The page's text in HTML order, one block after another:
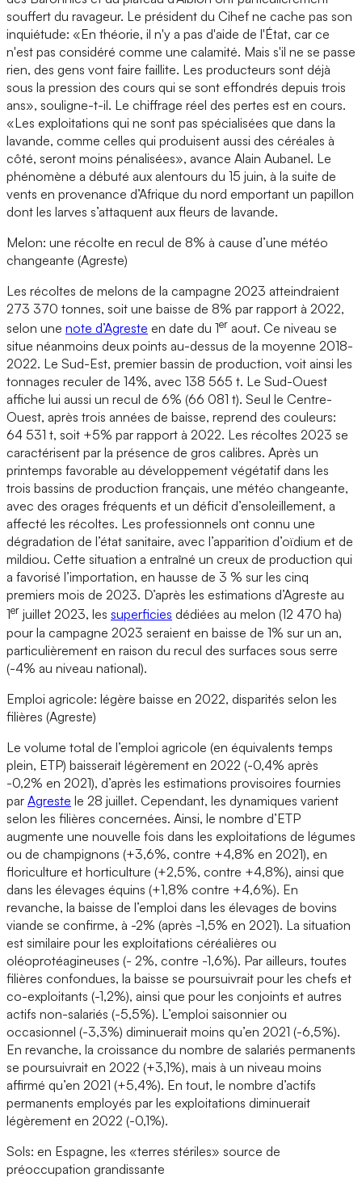
souffert du ravageur. Le président du Cihef ne cache pas son
inquiétude: «En théorie, il n'y a pas d'aide de l'État, car ce
n'est pas considéré comme une calamité. Mais s'il ne se passe
rien, des gens vont faire faillite. Les producteurs sont déjà
sous la pression des cours qui se sont effondrés depuis trois
ans», souligne-t-il. Le chiffrage réel des pertes est en cours.
«Les exploitations qui ne sont pas spécialisées que dans la
lavande, comme celles qui produisent aussi des céréales à
côté, seront moins pénalisées», avance Alain Aubanel. Le
phénomène a débuté aux alentours du 15 juin, à la suite de
vents en provenance d’Afrique du nord emportant un papillon
dont les larves s’attaquent aux fleurs de lavande.
Melon: une récolte en recul de 8% à cause d’une météo
changeante (Agreste)
Les récoltes de melons de la campagne 2023 atteindraient
273 370 tonnes, soit une baisse de 8% par rapport à 2022,
selon une note d’Agreste en date du 1er aout. Ce niveau se
situe néanmoins deux points au-dessus de la moyenne 2018-
2022. Le Sud-Est, premier bassin de production, voit ainsi les
tonnages reculer de 14%, avec 138 565 t. Le Sud-Ouest
affiche lui aussi un recul de 6% (66 081 t). Seul le Centre-
Ouest, après trois années de baisse, reprend des couleurs:
64 531 t, soit +5% par rapport à 2022. Les récoltes 2023 se
caractérisent par la présence de gros calibres. Après un
printemps favorable au développement végétatif dans les
trois bassins de production français, une météo changeante,
avec des orages fréquents et un déficit d’ensoleillement, a
affecté les récoltes. Les professionnels ont connu une
dégradation de l’état sanitaire, avec l’apparition d’oïdium et de
mildiou. Cette situation a entraîné un creux de production qui
a favorisé l’importation, en hausse de 3 % sur les cinq
premiers mois de 2023. D’après les estimations d’Agreste au
1er juillet 2023, les superficies dédiées au melon (12 470 ha)
pour la campagne 2023 seraient en baisse de 1% sur un an,
particulièrement en raison du recul des surfaces sous serre
(-4% au niveau national).
Emploi agricole: légère baisse en 2022, disparités selon les
filières (Agreste)
Le volume total de l’emploi agricole (en équivalents temps
plein, ETP) baisserait légèrement en 2022 (-0,4% après
-0,2% en 2021), d’après les estimations provisoires fournies
par Agreste le 28 juillet. Cependant, les dynamiques varient
selon les filières concernées. Ainsi, le nombre d’ETP
augmente une nouvelle fois dans les exploitations de légumes
ou de champignons (+3,6%, contre +4,8% en 2021), en
floriculture et horticulture (+2,5%, contre +4,8%), ainsi que
dans les élevages équins (+1,8% contre +4,6%). En
revanche, la baisse de l’emploi dans les élevages de bovins
viande se confirme, à -2% (après -1,5% en 2021). La situation
est similaire pour les exploitations céréalières ou
oléoprotéagineuses (- 2%, contre -1,6%). Par ailleurs, toutes
filières confondues, la baisse se poursuivrait pour les chefs et
co-exploitants (-1,2%), ainsi que pour les conjoints et autres
actifs non-salariés (-5,5%). L’emploi saisonnier ou
occasionnel (-3,3%) diminuerait moins qu’en 2021 (-6,5%).
En revanche, la croissance du nombre de salariés permanents
se poursuivrait en 2022 (+3,1%), mais à un niveau moins
affirmé qu’en 2021 (+5,4%). En tout, le nombre d’actifs
permanents employés par les exploitations diminuerait
légèrement en 2022 (-0,1%).
Sols: en Espagne, les «terres stériles» source de
préoccupation grandissante